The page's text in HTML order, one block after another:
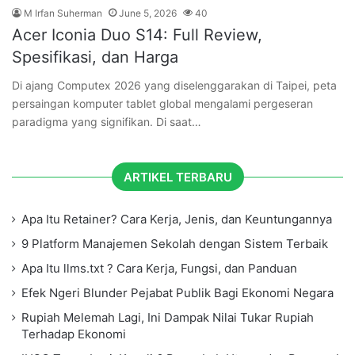
M Irfan Suherman June 5, 2026 40
Acer Iconia Duo S14: Full Review,
Spesifikasi, dan Harga
Di ajang Computex 2026 yang diselenggarakan di Taipei, peta
persaingan komputer tablet global mengalami pergeseran
paradigma yang signifikan. Di saat…
ARTIKEL TERBARU
Apa Itu Retainer? Cara Kerja, Jenis, dan Keuntungannya
9 Platform Manajemen Sekolah dengan Sistem Terbaik
Apa Itu llms.txt ? Cara Kerja, Fungsi, dan Panduan
Efek Ngeri Blunder Pejabat Publik Bagi Ekonomi Negara
Rupiah Melemah Lagi, Ini Dampak Nilai Tukar Rupiah
Terhadap Ekonomi